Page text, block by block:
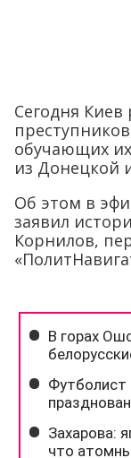
Сегодня Киев
обучающих
из Донецкой
Об этом в
заявил
Корнилов,